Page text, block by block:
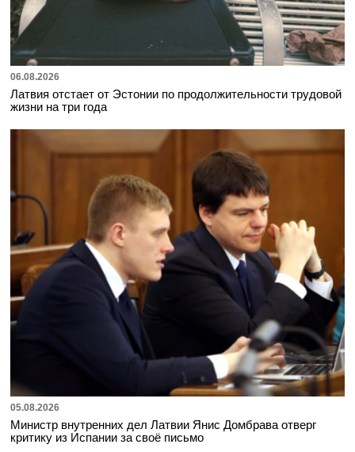
06.08.2026
Латвия отстает от Эстонии по продолжительности трудовой
жизни на три года
05.08.2026
Министр внутренних дел Латвии Янис Домбрава отверг
критику из Испании за своё письмо